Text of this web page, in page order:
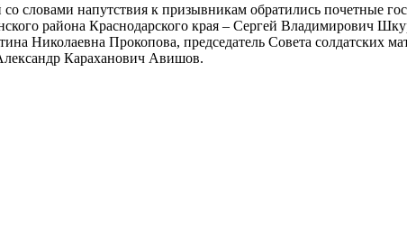
словами напутствия к призывникам обратились почетные
района Краснодарского края – Сергей Владимирович
Николаевна Прокопова, председатель Совета солдатских
Караханович Авишов.